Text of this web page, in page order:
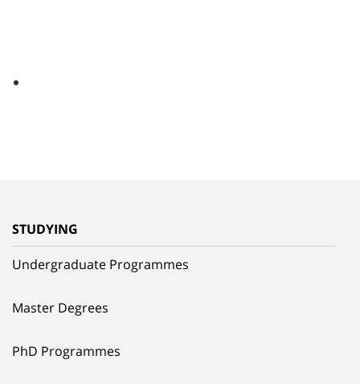
STUDYING
Undergraduate Programmes
Master Degrees
PhD Programmes